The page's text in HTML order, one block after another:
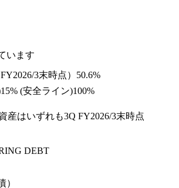
います
3末時点） 50.6%
15% (安全ライン)100%
産はいずれも3Q FY2026/3末時点
DEBT
）